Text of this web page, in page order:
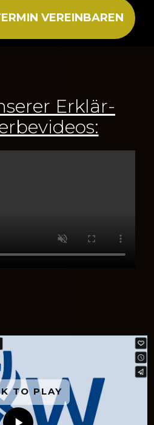
VEREINBAREN
Erklär-
TO PLAY